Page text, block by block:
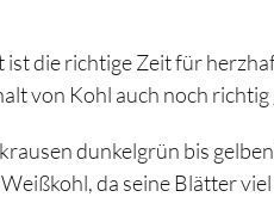
die richtige Zeit für
von Kohl auch noch richtig
dunkelgrün bis
da seine Blätter